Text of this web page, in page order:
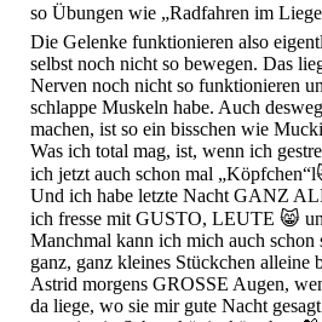
so Übungen wie „Radfahren im
Die Gelenke funktionieren also
selbst noch nicht so bewegen. Das
Nerven noch nicht so funktionieren
schlappe Muskeln habe. Auch
machen, ist so ein bisschen wie
Was ich total mag, ist, wenn ich
ich jetzt auch schon mal
Und ich habe letzte Nacht GANZ
ich fresse mit GUSTO, LEUTE 😸
Manchmal kann ich mich auch
ganz, ganz kleines Stückchen
Astrid morgens GROSSE Augen,
da liege, wo sie mir gute Nacht